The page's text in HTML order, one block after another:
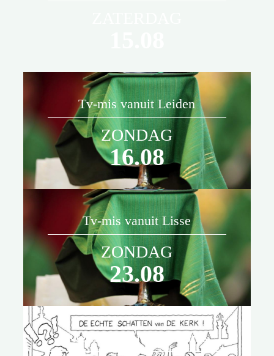
De viering is onderdeel van de
Laurentius estafette in het
jubileumjaar.
Tv-mis vanuit Leiden
ZONDAG
16.08
Tv-mis vanuit Lisse
ZONDAG
23.08
Kleurwedstrijd Laurentius